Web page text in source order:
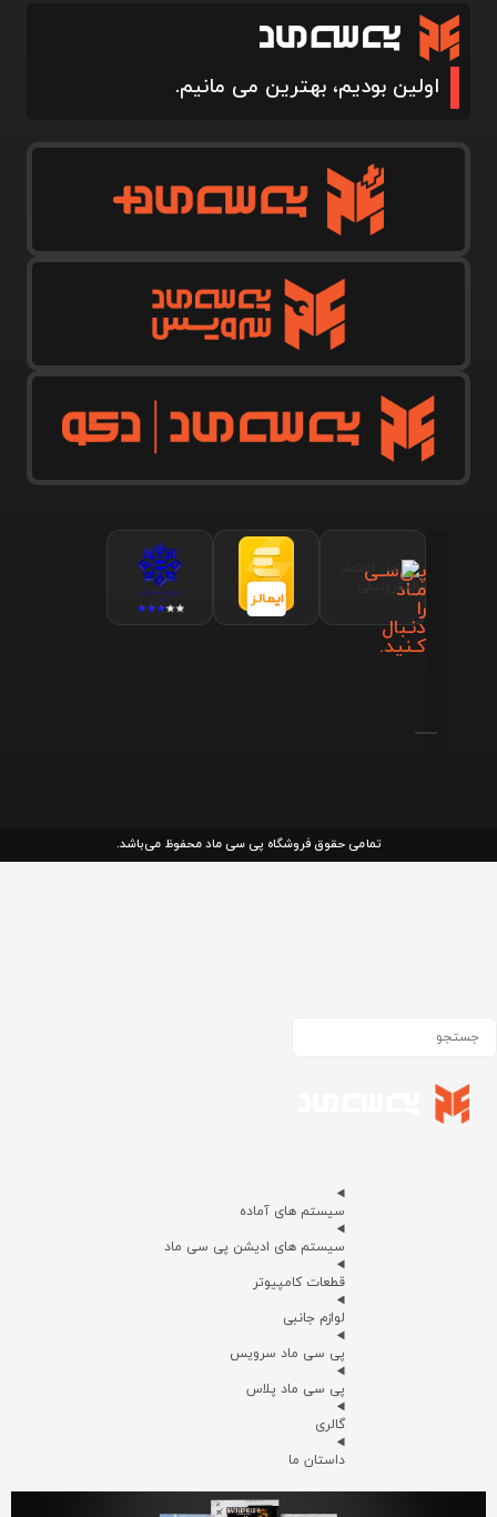
اولین بودیم، بهترین می مانیم.
پـی‌سـی
مـاد
را
دنـبال
کـنید.
تمامی حقوق فروشگاه پی سی ماد محفوظ می‌باشد.
سیستم های آماده
سیستم های ادیشن پی سی ماد
قطعات کامپیوتر
لوازم جانبی
پی سی ماد سرویس
پی سی ماد پلاس
گالری
داستان ما